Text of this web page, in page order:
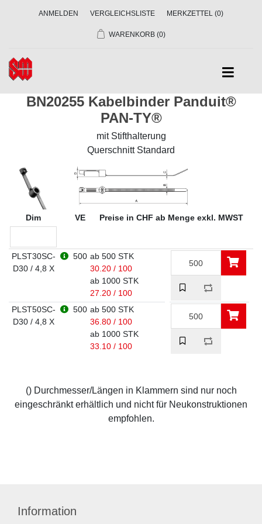
ANMELDEN VERGLEICHSLISTE MERKZETTEL (0)
WARENKORB (0)
BN20255 Kabelbinder Panduit®
PAN-TY®
mit Stifthalterung
Querschnitt Standard
Dim VE Preise in CHF ab Menge exkl. MWST
PLST30SC-
D30 / 4,8 X
500 ab 500 STK
30.20 / 100
ab 1000 STK
27.20 / 100
PLST50SC-
D30 / 4,8 X
500 ab 500 STK
36.80 / 100
ab 1000 STK
33.10 / 100
() Durchmesser/Längen in Klammern sind nur noch
eingeschränkt erhältlich und nicht für Neukonstruktionen
empfohlen.
Information